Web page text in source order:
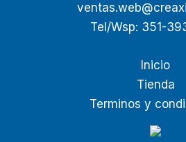
Tel/Wsp: 351-
Inicio
Tienda
Terminos y